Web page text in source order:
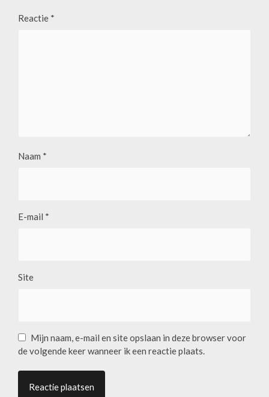
Reactie *
Naam *
E-mail *
Site
Mijn naam, e-mail en site opslaan in deze browser voor
de volgende keer wanneer ik een reactie plaats.